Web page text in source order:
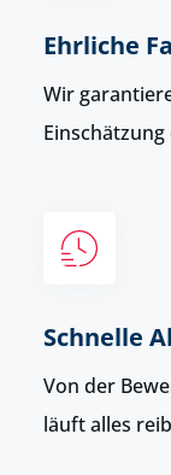
Ehrliche
Wir
Schnelle
Von der
läuft alles